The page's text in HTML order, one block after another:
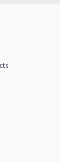
you that you
and
of
by
send to Plaza
to
our Data
you that